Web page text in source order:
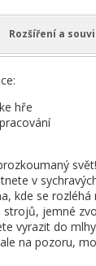
Rozšíření a
hře
v
kde se
jemné
vyrazit do
na pozoru,